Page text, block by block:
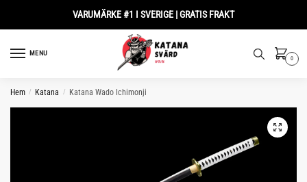
VARUMÄRKE #1 I SVERIGE | GRATIS FRAKT
MENU
0
Hem / Katana / Katana Wado Ichimonji